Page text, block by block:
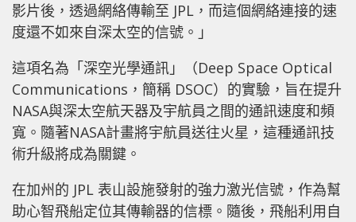
影片後，透過網絡傳輸至 JPL，而這個網絡連接的速
度還不如來自深太空的信號。」
這項名為「深空光學通訊」（Deep Space Optical
Communications，簡稱 DSOC）的實驗，旨在提升
NASA與深太空航天器及宇航員之間的通訊速度和頻
寬。隨著NASA計畫將宇航員送往火星，這種通訊技
術升級將成為關鍵。
在加州的 JPL 表山設施發射的強力激光信號，作為幫
助心智飛船定位其傳輸器的信標。隨後，飛船利用自